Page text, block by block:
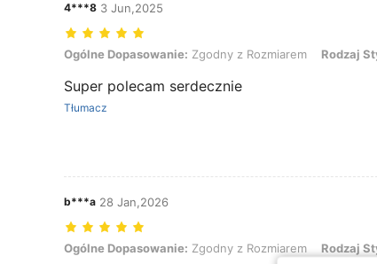
4***8 3 Jun,2025
Ogólne Dopasowanie: Zgodny z Rozmiarem, Rodzaj Stylu:
Ogólne Dopasowanie: Zgodny z Rozmiarem Rodzaj
Super polecam serdecznie
Tłumacz
b***a 28 Jan,2026
Ogólne Dopasowanie: Zgodny z Rozmiarem, Rodzaj Stylu:
Ogólne Dopasowanie: Zgodny z Rozmiarem Rodzaj